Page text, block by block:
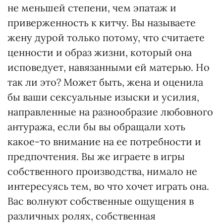
не меньшей степени, чем эпатаж и
приверженность к китчу. Вы называете
жену дурой только потому, что считаете
ценности и образ жизни, который она
исповедует, навязанными ей матерью. Но
так ли это? Может быть, жена и оценила
бы ваши сексуальные изыски и усилия,
направленные на разнообразие любовного
антуража, если бы вы обращали хоть
какое-то внимание на ее потребности и
предпочтения. Вы же играете в игры
собственного производства, нимало не
интересуясь тем, во что хочет играть она.
Вас волнуют собственные ощущения в
различных ролях, собственная